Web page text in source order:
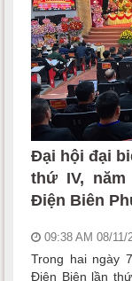
Đại hội đại
thứ IV, năm
Điện Biên
09:38 AM 08/11/
Trong hai ngày
Điện Biên lần